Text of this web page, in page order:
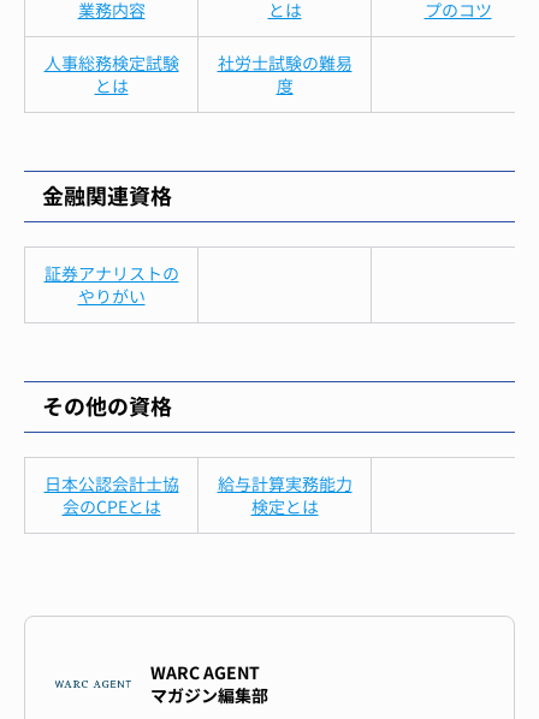
業務内容
とは
プのコツ
人事総務検定試験
とは
社労士試験の難易
度
金融関連資格
証券アナリストの
やりがい
その他の資格
日本公認会計士協
会のCPEとは
給与計算実務能力
検定とは
WARC AGENT
マガジン編集部